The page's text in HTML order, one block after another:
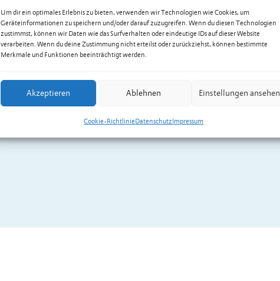
Um dir ein optimales Erlebnis zu bieten, verwenden wir Technologien wie Cookies, um
Geräteinformationen zu speichern und/oder darauf zuzugreifen. Wenn du diesen Technologien
zustimmst, können wir Daten wie das Surfverhalten oder eindeutige IDs auf dieser Website
verarbeiten. Wenn du deine Zustimmung nicht erteilst oder zurückziehst, können bestimmte
Merkmale und Funktionen beeinträchtigt werden.
Akzeptieren Ablehnen Einstellungen ansehen
Cookie-RichtlinieDatenschutzImpressum